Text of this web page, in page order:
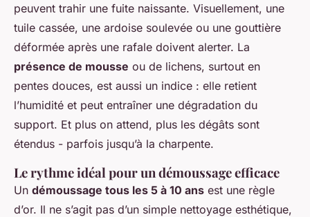
peuvent trahir une fuite naissante. Visuellement, une
tuile cassée, une ardoise soulevée ou une gouttière
déformée après une rafale doivent alerter. La
présence de mousse ou de lichens, surtout en
pentes douces, est aussi un indice : elle retient
l’humidité et peut entraîner une dégradation du
support. Et plus on attend, plus les dégâts sont
étendus - parfois jusqu’à la charpente.
Le rythme idéal pour un démoussage efficace
Un démoussage tous les 5 à 10 ans est une règle
d’or. Il ne s’agit pas d’un simple nettoyage esthétique,